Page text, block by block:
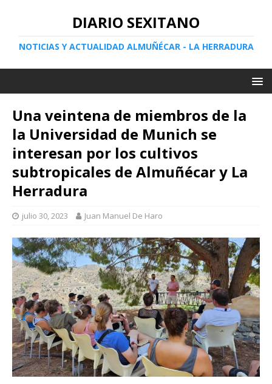
DIARIO SEXITANO
NOTICIAS Y ACTUALIDAD ALMUÑÉCAR - LA HERRADURA
Una veintena de miembros de la
la Universidad de Munich se
interesan por los cultivos
subtropicales de Almuñécar y La
Herradura
julio 30, 2023 Juan Manuel De Haro